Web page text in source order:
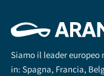
Siamo il leader europeo
in: Spagna, Francia,